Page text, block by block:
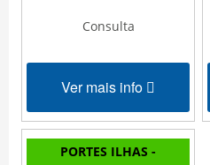
Consulta
Ver mais info
PORTES ILHAS -